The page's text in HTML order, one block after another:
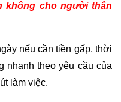
không cho người thân
nếu cần tiền gấp, thời
nhanh theo yêu cầu của
làm việc.